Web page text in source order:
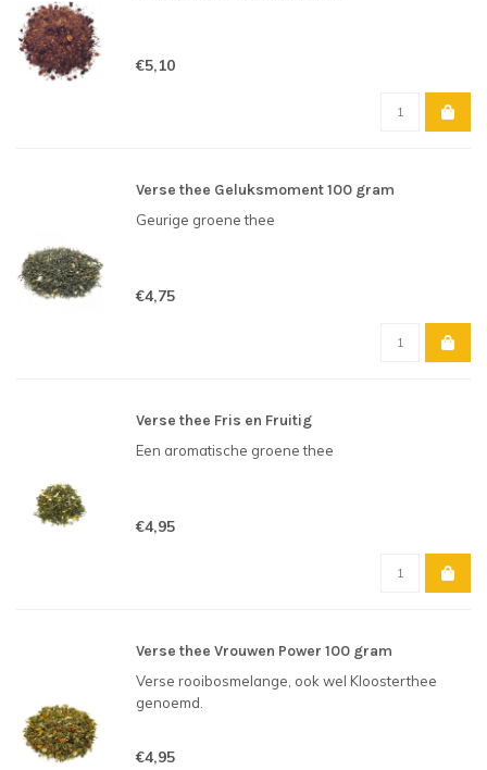
€5,10
Verse thee Geluksmoment 100 gram
Geurige groene thee
€4,75
Verse thee Fris en Fruitig
Een aromatische groene thee
€4,95
Verse thee Vrouwen Power 100 gram
Verse rooibosmelange, ook wel Kloosterthee
genoemd.
€4,95